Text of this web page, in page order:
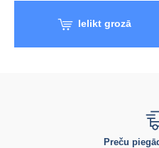
Ielikt grozā
Preču